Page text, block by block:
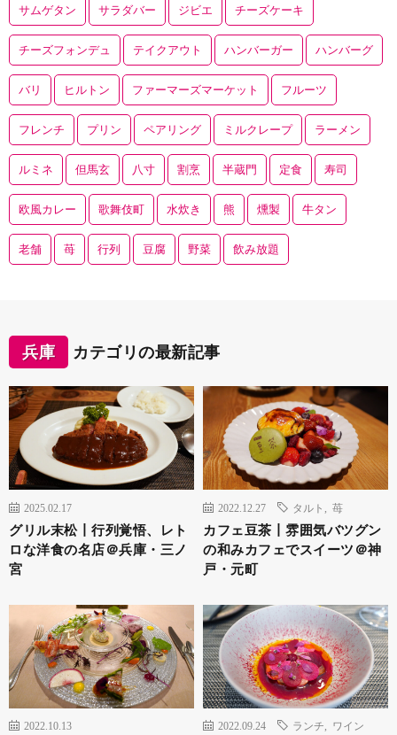
サムゲタン サラダバー ジビエ チーズケーキ
チーズフォンデュ テイクアウト ハンバーガー ハンバーグ
バリ ヒルトン ファーマーズマーケット フルーツ
フレンチ プリン ペアリング ミルクレープ ラーメン
ルミネ 但馬玄 八寸 割烹 半蔵門 定食 寿司
欧風カレー 歌舞伎町 水炊き 熊 燻製 牛タン
老舗 苺 行列 豆腐 野菜 飲み放題
兵庫 カテゴリの最新記事
2025.02.17
グリル末松丨行列覚悟、レト
ロな洋食の名店＠兵庫・三ノ
宮
2022.12.27 タルト 苺
カフェ豆茶丨雰囲気バツグン
の和みカフェでスイーツ＠神
戸・元町
2022.10.13
2022.09.24 ランチ ワイン